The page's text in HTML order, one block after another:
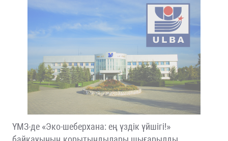
ҮМЗ-де «Эко-шеберхана: ең үздік үйшігі!»